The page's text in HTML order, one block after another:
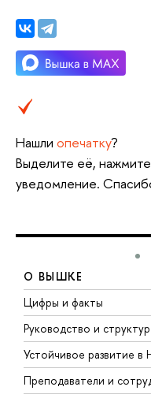
Нашли опечатку?
Выделите её,
уведомление.
О ВЫШКЕ
Цифры и факты
Руководство и
Устойчивое развитие
Преподаватели и